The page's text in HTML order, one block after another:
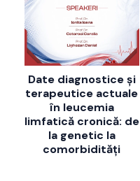
Date diagnostice și
terapeutice actuale
în leucemia
limfatică cronică: de
la genetic la
comorbidități